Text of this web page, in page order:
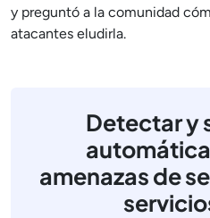
y preguntó a la comunidad
atacantes eludirla.
Detectar y
amenazas de